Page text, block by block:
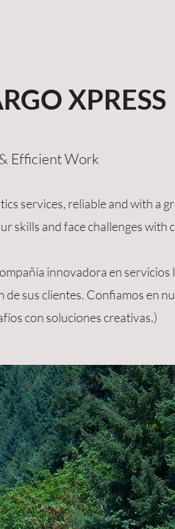
XPRESS
Efficient Work
services, reliable and with a
skills and face challenges with
innovadora en
sus clientes. Confiamos en
con soluciones creativas.)